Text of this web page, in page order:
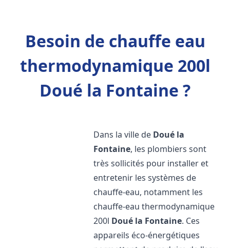
Besoin de chauffe eau
thermodynamique 200l
Doué la Fontaine ?
Dans la ville de Doué la
Fontaine, les plombiers sont
très sollicités pour installer et
entretenir les systèmes de
chauffe-eau, notamment les
chauffe-eau thermodynamique
200l Doué la Fontaine. Ces
appareils éco-énergétiques